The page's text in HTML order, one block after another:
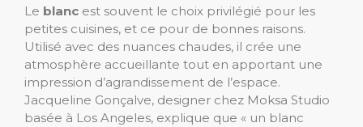
Le blanc est souvent le choix privilégié pour les
petites cuisines, et ce pour de bonnes raisons.
Utilisé avec des nuances chaudes, il crée une
atmosphère accueillante tout en apportant une
impression d’agrandissement de l’espace.
Jacqueline Gonçalve, designer chez Moksa Studio
basée à Los Angeles, explique que « un blanc